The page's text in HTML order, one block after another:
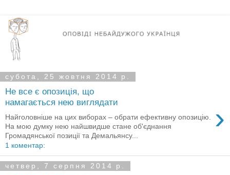
субота, 25 жовтня 2014 р.
Не все є опозиція, що
намагається нею виглядати
›
Найголовніше на цих виборах – обрати ефективну опозицію.
На мою думку нею найшвидше стане об'єднання
Громадянської позиції та Демальянсу...
1 коментар:
четвер, 7 серпня 2014 р.